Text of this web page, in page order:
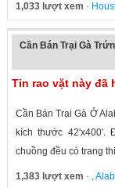
1,033 lượt xem ·
Cần Bán Trại Gà
Tin rao vặt này đã
Cần Bán Trại Gà Ở
kích thước 42'x400'.
chuồng đều có trang
1,383 lượt xem · ,